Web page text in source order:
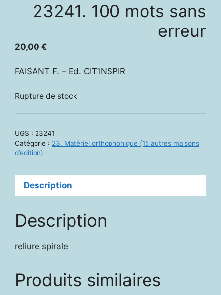
23241. 100 mots sans
erreur
20,00 €
FAISANT F. – Ed. CIT’INSPIR
Rupture de stock
UGS : 23241
Catégorie : 23. Matériel orthophonique (15 autres maisons
d’édition)
Description
Description
reliure spirale
Produits similaires